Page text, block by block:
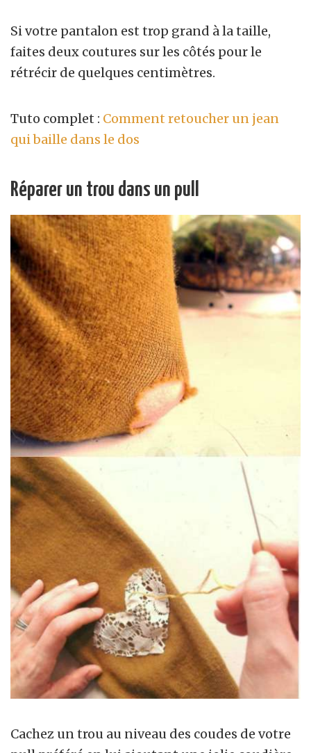
Si votre pantalon est trop grand à la taille,
faites deux coutures sur les côtés pour le
rétrécir de quelques centimètres.
Tuto complet : Comment retoucher un jean
qui baille dans le dos
Réparer un trou dans un pull
Cachez un trou au niveau des coudes de votre